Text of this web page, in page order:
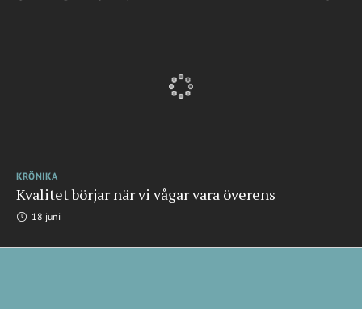
KRÖNIKA
Kvalitet börjar när vi vågar vara överens
18 juni